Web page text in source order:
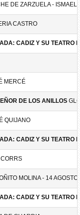
DE ZARZUELA -
CASTRO
CADIZ Y SU TEATRO
MERCÉ
DE LOS ANILLOS
QUIJANO
CADIZ Y SU TEATRO
MOLINA - 14 AGOSTO
CADIZ Y SU TEATRO